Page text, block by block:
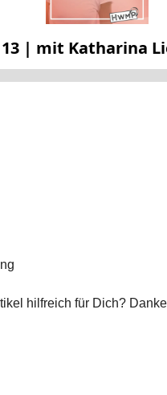
hilfreich für Dich?